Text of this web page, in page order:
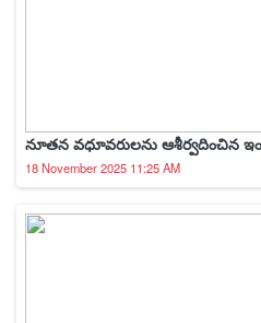
నూతన వధూవరులను ఆశీర్వదించిన
18 November 2025 11:25 AM